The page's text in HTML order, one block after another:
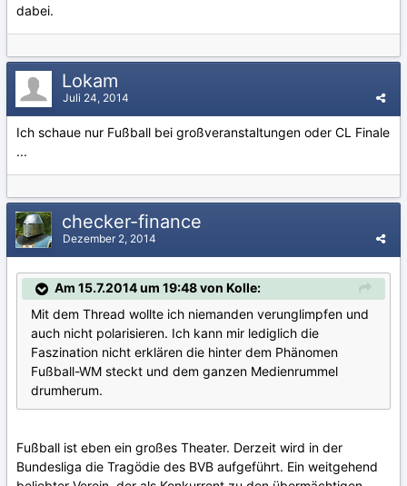
dabei.
Lokam
Juli 24, 2014
Ich schaue nur Fußball bei großveranstaltungen oder CL Finale
...
checker-finance
Dezember 2, 2014
Am 15.7.2014 um 19:48 von Kolle:
Mit dem Thread wollte ich niemanden verunglimpfen und
auch nicht polarisieren. Ich kann mir lediglich die
Faszination nicht erklären die hinter dem Phänomen
Fußball-WM steckt und dem ganzen Medienrummel
drumherum.
Fußball ist eben ein großes Theater. Derzeit wird in der
Bundesliga die Tragödie des BVB aufgeführt. Ein weitgehend